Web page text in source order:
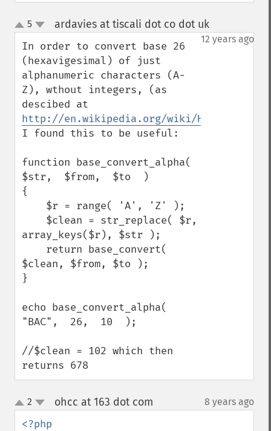
up
down
5 ardavies at tiscali dot co dot uk¶
12 years ago
In order to convert base 26
(hexavigesimal) of just
alphanumeric characters (A-
Z), wthout integers, (as
http://en.wikipedia.org/wiki/
I found this to be useful:
function base_convert_alpha(
$str,  $from,  $to  )
{
array_keys($r), $str );
$clean, $from, $to );
}
echo base_convert_alpha(
"BAC",  26,  10  );
//$clean = 102 which then
returns 678
up
down
2 ohcc at 163 dot com 8 years ago
<?php